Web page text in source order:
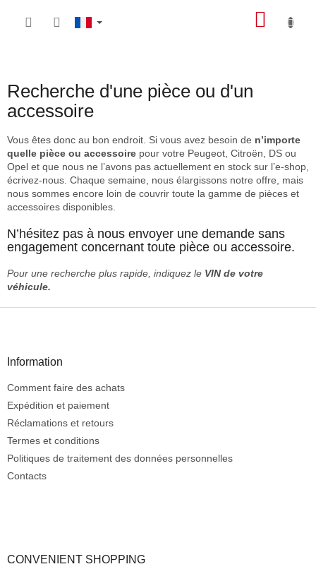
Recherche d'une pièce ou d'un
accessoire
Vous êtes donc au bon endroit. Si vous avez besoin de n’importe
quelle pièce ou accessoire pour votre Peugeot, Citroën, DS ou
Opel et que nous ne l’avons pas actuellement en stock sur l’e-shop,
écrivez-nous. Chaque semaine, nous élargissons notre offre, mais
nous sommes encore loin de couvrir toute la gamme de pièces et
accessoires disponibles.
N’hésitez pas à nous envoyer une demande sans
engagement concernant toute pièce ou accessoire.
Pour une recherche plus rapide, indiquez le VIN de votre
véhicule.
Information
Comment faire des achats
Expédition et paiement
Réclamations et retours
Termes et conditions
Politiques de traitement des données personnelles
Contacts
CONVENIENT SHOPPING